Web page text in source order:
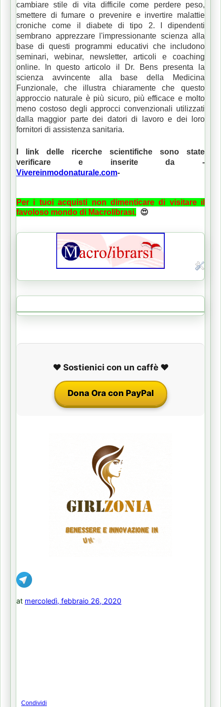
cambiare stile di vita difficile come perdere peso,
smettere di fumare o prevenire e invertire malattie
croniche come il diabete di tipo 2.
I dipendenti
sembrano apprezzare l'impressionante scienza alla
base di questi programmi educativi che includono
seminari, webinar, newsletter, articoli e coaching
online.
In questo articolo il Dr. Bens presenta la
scienza avvincente alla base della Medicina
Funzionale, che illustra chiaramente che questo
approccio naturale è più sicuro, più efficace e molto
meno costoso degli approcci convenzionali utilizzati
dalla maggior parte dei datori di lavoro e dei loro
fornitori di assistenza sanitaria.
I link delle ricerche scientifiche sono state
verificare e inserite da -
Vivereinmodonaturale.com-
Per i tuoi acquisti non dimenticare di visitare il
favoloso mondo di Macrolibrasi. 😍
❤️ Sostienici con un caffè ❤️
Dona Ora con PayPal
at mercoledì, febbraio 26, 2020
Condividi